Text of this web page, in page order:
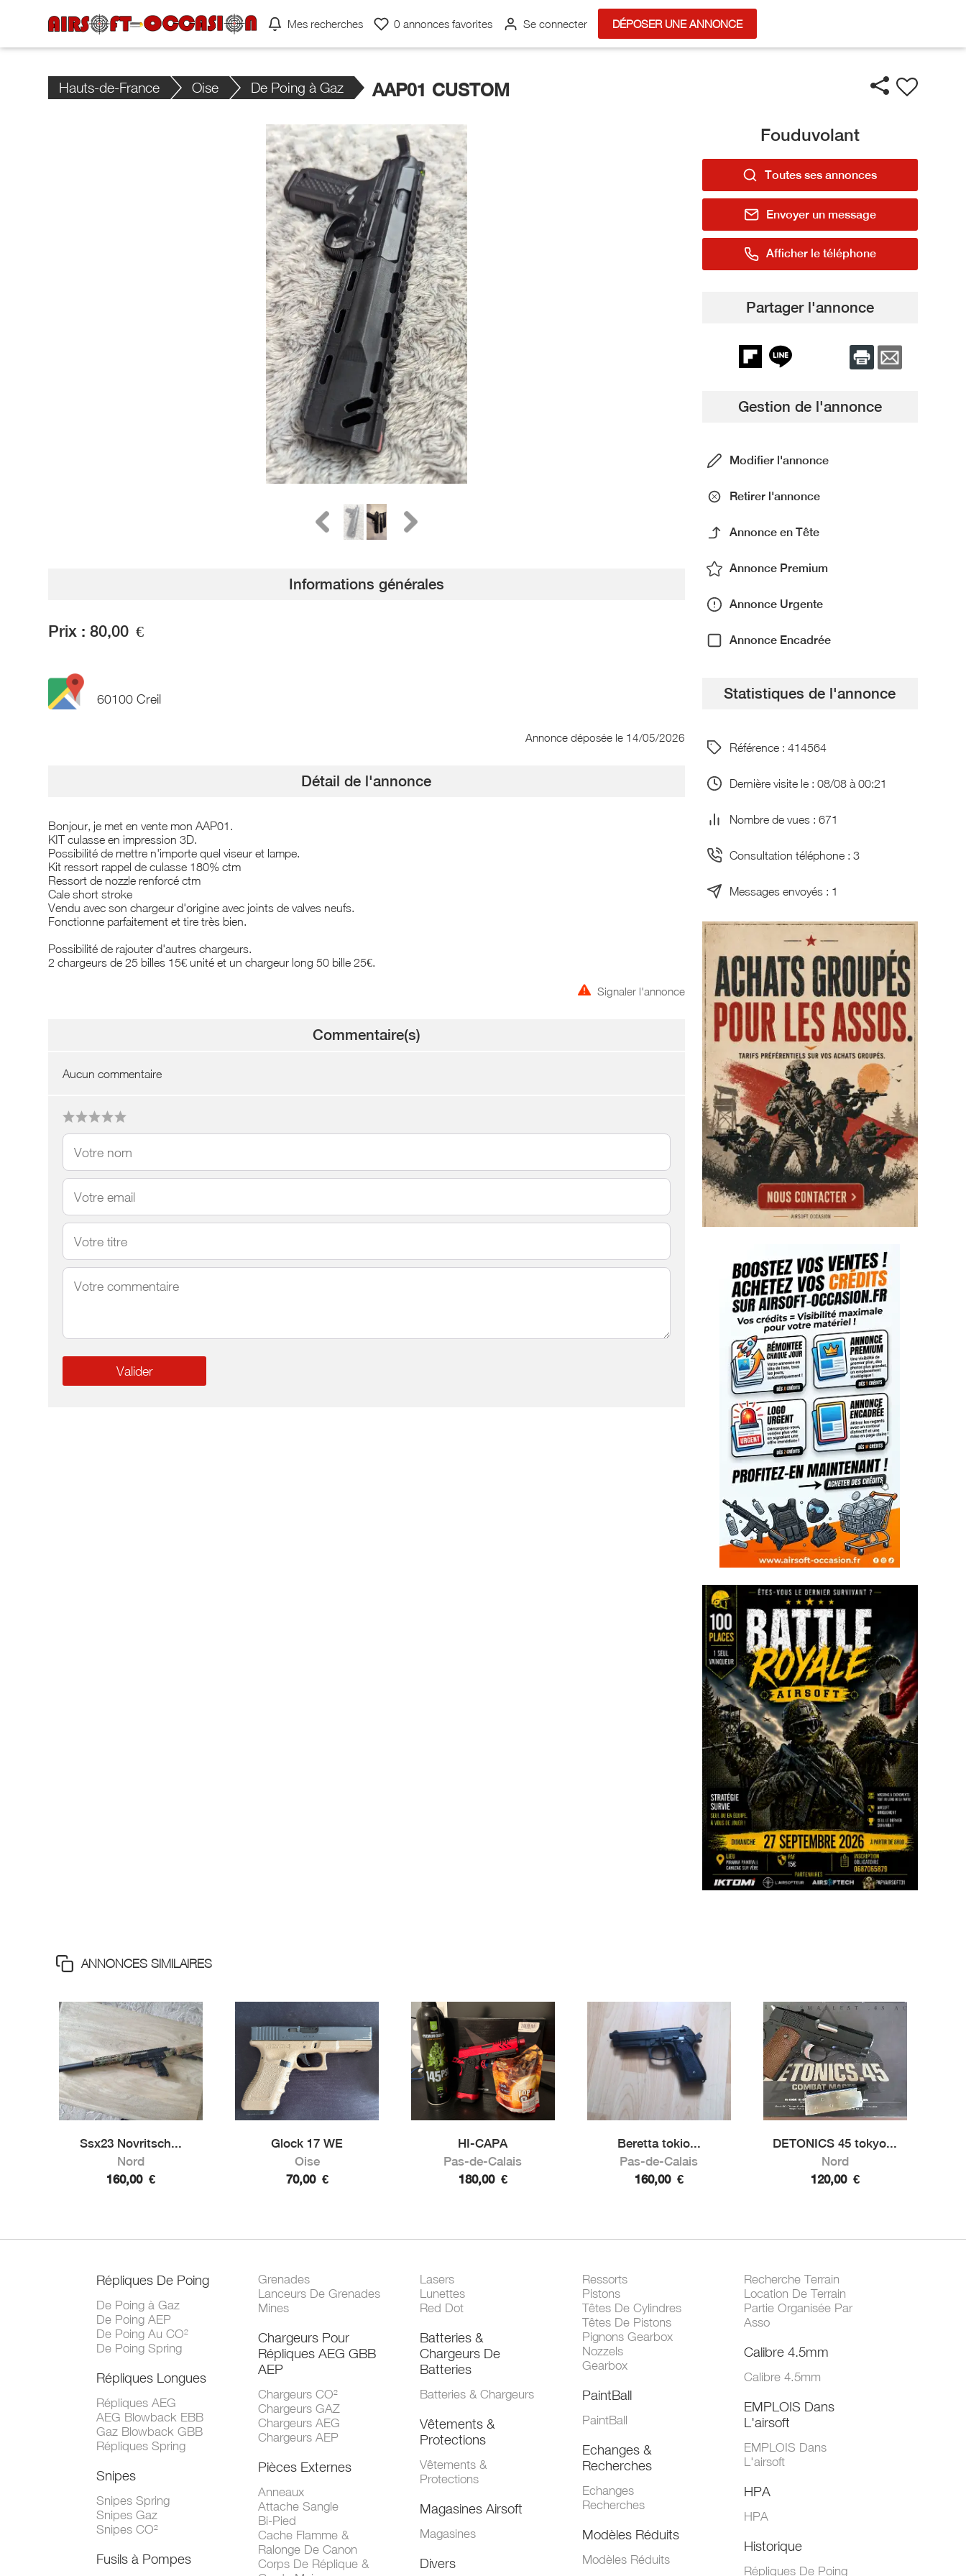
Mes recherches 0 annonces favorites Se connecter DÉPOSER UNE ANNONCE
Hauts-de-France Oise De Poing à Gaz AAP01 CUSTOM
Informations générales
Prix : 80,00 €
60100 Creil
Annonce déposée le 14/05/2026
Détail de l'annonce
Bonjour, je met en vente mon AAP01.
KIT culasse en impression 3D.
Possibilité de mettre n'importe quel viseur et lampe.
Kit ressort rappel de culasse 180% ctm
Ressort de nozzle renforcé ctm
Cale short stroke
Vendu avec son chargeur d'origine avec joints de valves neufs.
Fonctionne parfaitement et tire très bien.
Possibilité de rajouter d'autres chargeurs.
2 chargeurs de 25 billes 15€ unité et un chargeur long 50 bille 25€.
Signaler l'annonce
Commentaire(s)
Aucun commentaire
Fouduvolant
Toutes ses annonces
Envoyer un message
Afficher le téléphone
Partager l'annonce
Gestion de l'annonce
Modifier l'annonce
Retirer l'annonce
Annonce en Tête
Annonce Premium
Annonce Urgente
Annonce Encadrée
Statistiques de l'annonce
Référence : 414564
Dernière visite le : 08/08 à 00:21
Nombre de vues : 671
Consultation téléphone : 3
Messages envoyés : 1
ANNONCES SIMILAIRES
Ssx23 Novritsch...
Nord
160,00 €
Glock 17 WE
Oise
70,00 €
HI-CAPA
Pas-de-Calais
180,00 €
Beretta tokio...
Pas-de-Calais
160,00 €
DETONICS 45 tokyo...
Nord
120,00 €
Répliques De Poing
De Poing à Gaz
De Poing AEP
De Poing Au CO²
De Poing Spring
Répliques Longues
Répliques AEG
AEG Blowback EBB
Gaz Blowback GBB
Répliques Spring
Snipes
Snipes Spring
Snipes Gaz
Snipes CO²
Fusils à Pompes
Grenades
Lanceurs De Grenades
Mines
Chargeurs Pour
Répliques AEG GBB
AEP
Chargeurs CO²
Chargeurs GAZ
Chargeurs AEG
Chargeurs AEP
Pièces Externes
Anneaux
Attache Sangle
Bi-Pied
Cache Flamme &
Ralonge De Canon
Corps De Réplique &
Lasers
Lunettes
Red Dot
Batteries &
Chargeurs De
Batteries
Batteries & Chargeurs
Vêtements &
Protections
Vêtements &
Protections
Magasines Airsoft
Magasines
Divers
Ressorts
Pistons
Têtes De Cylindres
Têtes De Pistons
Pignons Gearbox
Nozzels
Gearbox
PaintBall
PaintBall
Echanges &
Recherches
Echanges
Recherches
Modèles Réduits
Modèles Réduits
Recherche Terrain
Location De Terrain
Partie Organisée Par
Asso
Calibre 4.5mm
Calibre 4.5mm
EMPLOIS Dans
L'airsoft
EMPLOIS Dans
L'airsoft
HPA
HPA
Historique
Répliques De Poing